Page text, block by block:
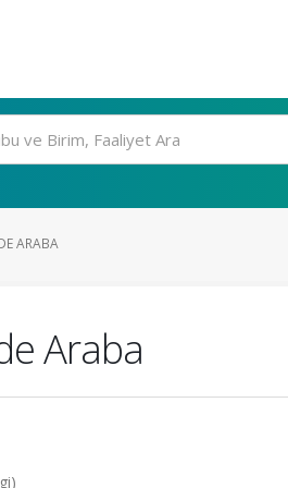
ARABA
Araba